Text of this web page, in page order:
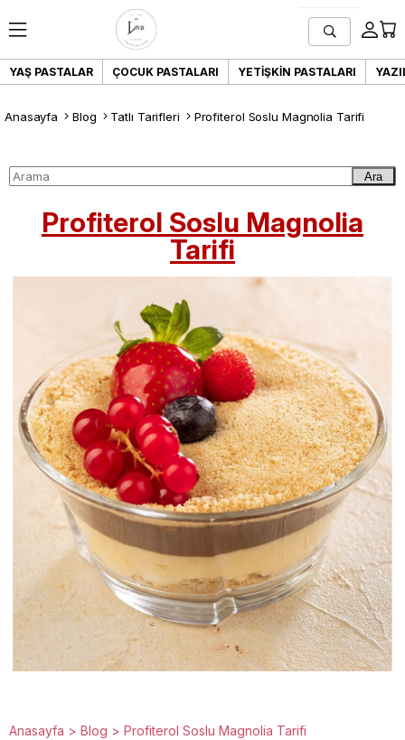
YAŞ PASTALAR ÇOCUK PASTALARI YETIŞKIN PASTALARI
Anasayfa Blog Tatlı Tarifleri Profiterol Soslu Magnolia Tarifi
Ara
Profiterol Soslu Magnolia
Tarifi
Anasayfa > Blog > Profiterol Soslu Magnolia Tarifi